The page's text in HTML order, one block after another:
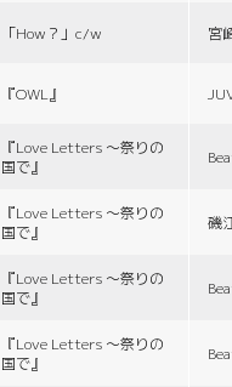
「How？」c/w 宮
『OWL』
『Love Letters 〜祭りの
国で』
『Love Letters 〜祭りの
国で』
磯
『Love Letters 〜祭りの
国で』
『Love Letters 〜祭りの
国で』